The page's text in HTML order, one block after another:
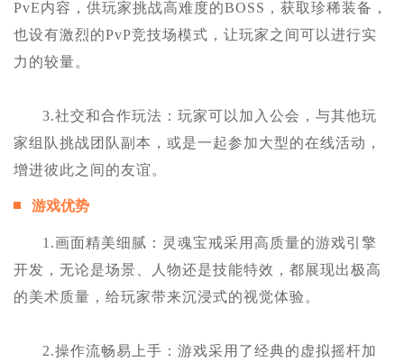
PvE内容，供玩家挑战高难度的BOSS，获取珍稀装备，
也设有激烈的PvP竞技场模式，让玩家之间可以进行实
力的较量。
3.社交和合作玩法：玩家可以加入公会，与其他玩
家组队挑战团队副本，或是一起参加大型的在线活动，
增进彼此之间的友谊。
游戏优势
1.画面精美细腻：灵魂宝戒采用高质量的游戏引擎
开发，无论是场景、人物还是技能特效，都展现出极高
的美术质量，给玩家带来沉浸式的视觉体验。
2.操作流畅易上手：游戏采用了经典的虚拟摇杆加